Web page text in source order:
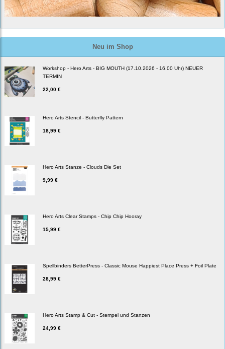
Neu im Shop
Workshop - Hero Arts - BIG MOUTH (17.10.2026 - 16.00 Uhr) NEUER
TERMIN
22,00 €
Hero Arts Stencil - Butterfly Pattern
18,99 €
Hero Arts Stanze - Clouds Die Set
9,99 €
Hero Arts Clear Stamps - Chip Chip Hooray
15,99 €
Spellbinders BetterPress - Classic Mouse Happiest Place Press + Foil Plate
28,99 €
Hero Arts Stamp & Cut - Stempel und Stanzen
24,99 €